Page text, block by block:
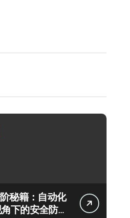
秘籍：自动化
下的安全防注